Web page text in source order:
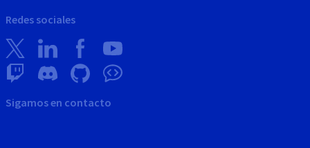
Redes sociales
Sigamos en contacto